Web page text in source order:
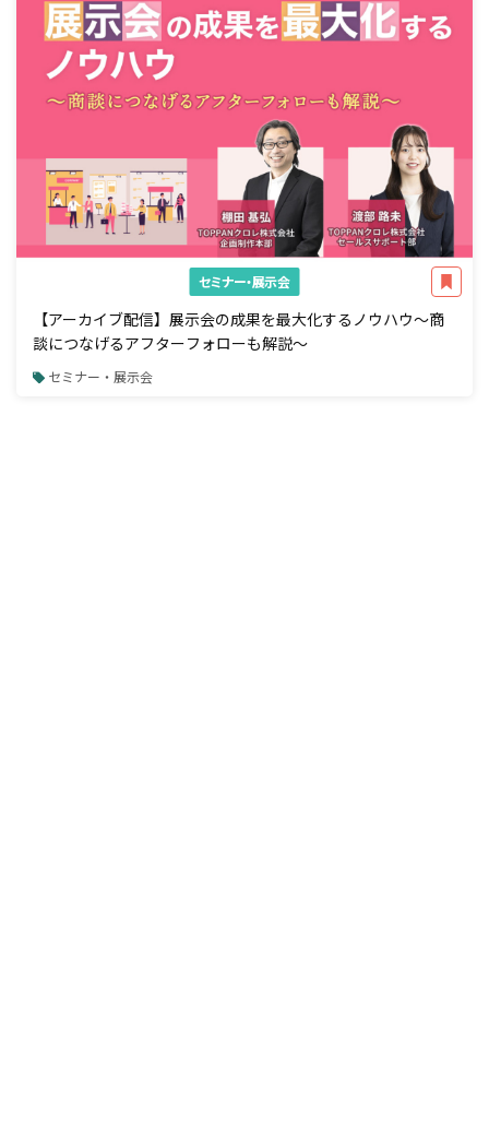
セミナー・展示会
【アーカイブ配信】展示会の成果を最大化するノウハウ～商
談につなげるアフターフォローも解説～
セミナー・展示会